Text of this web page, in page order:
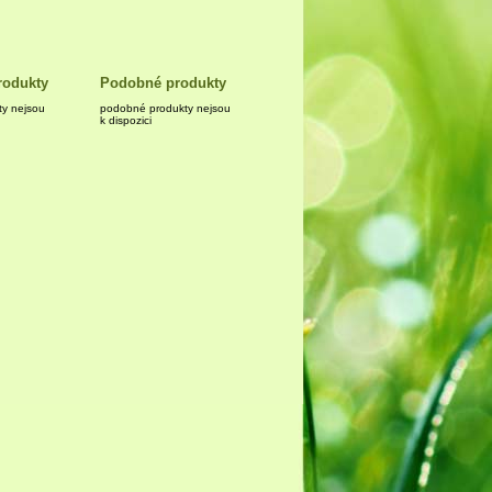
Podobné produkty
podobné produkty nejsou
k dispozici
nejsou